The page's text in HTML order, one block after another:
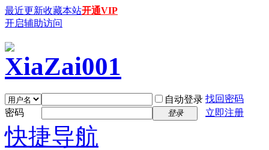
最近更新收藏本站开通VIP
开启辅助访问
自动登录 找回密码
密码
登录 立即注册
快捷导航